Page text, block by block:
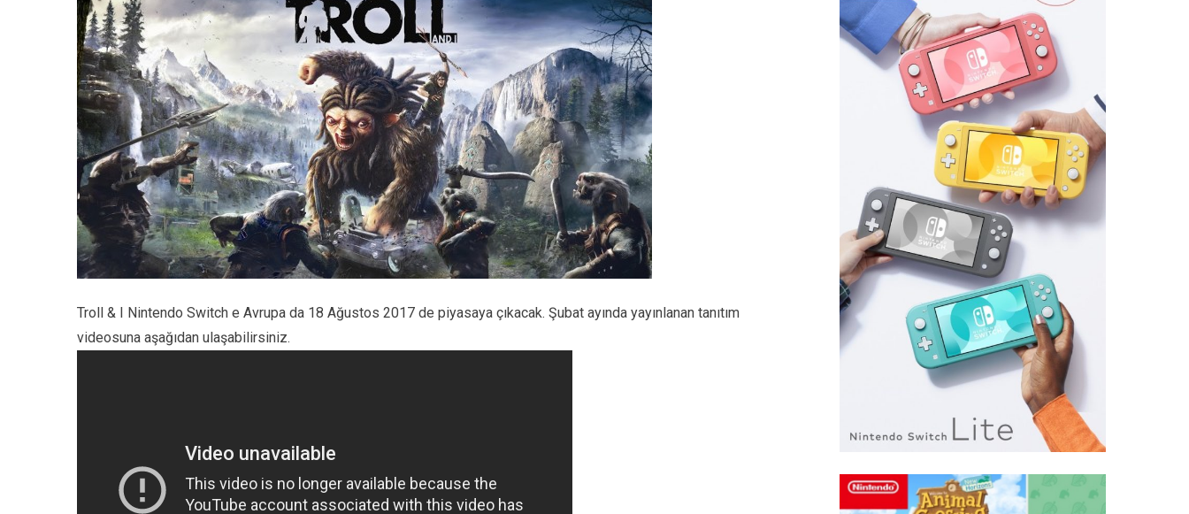
Troll & I Nintendo Switch e Avrupa da 18 Ağustos 2017 de piyasaya çıkacak. Şubat ayında yayınlanan tanıtım
videosuna aşağıdan ulaşabilirsiniz.